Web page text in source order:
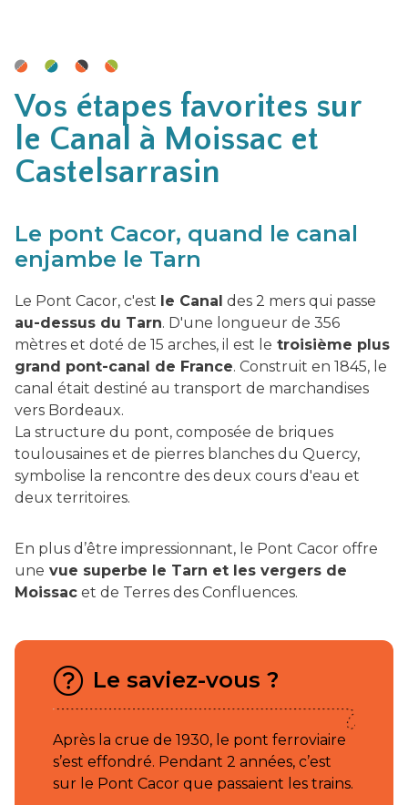
Vos étapes favorites sur
le Canal à Moissac et
Castelsarrasin
Le pont Cacor, quand le canal
enjambe le Tarn
Le Pont Cacor, c'est le Canal des 2 mers qui passe
au-dessus du Tarn. D'une longueur de 356
mètres et doté de 15 arches, il est le troisième plus
grand pont-canal de France. Construit en 1845, le
canal était destiné au transport de marchandises
vers Bordeaux.
La structure du pont, composée de briques
toulousaines et de pierres blanches du Quercy,
symbolise la rencontre des deux cours d'eau et
deux territoires.
En plus d’être impressionnant, le Pont Cacor offre
une vue superbe le Tarn et les vergers de
Moissac et de Terres des Confluences.
Le saviez-vous ?
Après la crue de 1930, le pont ferroviaire
s’est effondré. Pendant 2 années, c’est
sur le Pont Cacor que passaient les trains.